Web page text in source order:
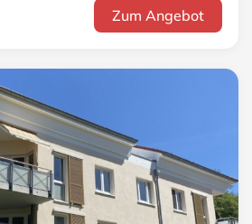
Zum Angebot